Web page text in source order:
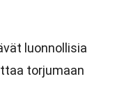
luonnollisia
torjumaan